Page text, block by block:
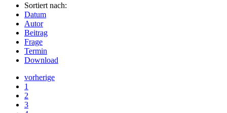
Sortiert nach:
Datum
Autor
Beitrag
Frage
Termin
Download
vorherige
1
2
3